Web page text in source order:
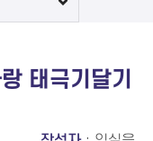
태극기달기